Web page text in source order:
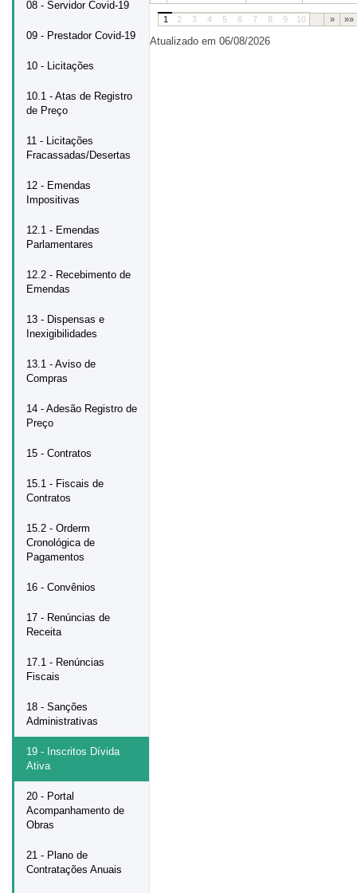
08 - Servidor Covid-19
09 - Prestador Covid-19
10 - Licitações
10.1 - Atas de Registro
de Preço
11 - Licitações
Fracassadas/Desertas
12 - Emendas
Impositivas
12.1 - Emendas
Parlamentares
12.2 - Recebimento de
Emendas
13 - Dispensas e
Inexigibilidades
13.1 - Aviso de
Compras
14 - Adesão Registro de
Preço
15 - Contratos
15.1 - Fiscais de
Contratos
15.2 - Orderm
Cronológica de
Pagamentos
16 - Convênios
17 - Renúncias de
Receita
17.1 - Renúncias
Fiscais
18 - Sanções
Administrativas
19 - Inscritos Dívida
Ativa
20 - Portal
Acompanhamento de
Obras
21 - Plano de
Contratações Anuais
1 2 3 4 5 6 7 8 9 10 » »»
Atualizado em 06/08/2026